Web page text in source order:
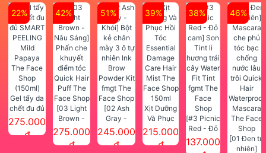
22%
Gel tẩy da
chết đu đủ
SMART
PEELING
275.000
đ
42%
[03 Light
Brown -
Nâu Sáng]
Phấn che
275.000
đ
51%
[02 Ash
Gray -
Khói] Bột
kẻ chân
245.000
đ
39%
Xịt Dưỡng
Và Phục
Hồi Tóc
Essential
215.000
đ
38%
[#3 Picnic
Red - Đỏ
cam] Son
137.000
46%
[01 Đen tự
nhiên]